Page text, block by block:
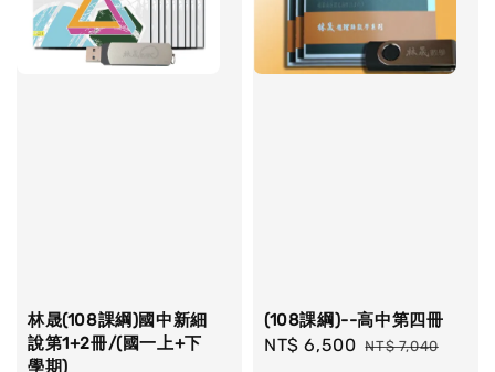
林晟(108課綱)國中新細
說第1+2冊/(國一上+下
學期)
(108課綱)--高中第四冊
Sale
NT$ 6,500 Regular
NT$ 7,040